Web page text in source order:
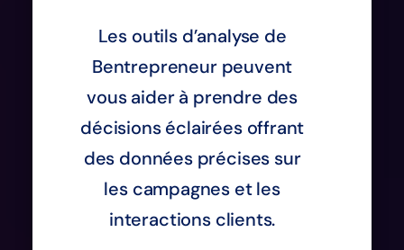
Les outils d’analyse de
Bentrepreneur peuvent
vous aider à prendre des
décisions éclairées offrant
des données précises sur
les campagnes et les
interactions clients.